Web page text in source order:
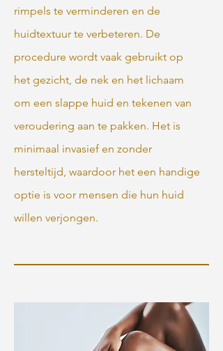
rimpels te verminderen en de
huidtextuur te verbeteren. De
procedure wordt vaak gebruikt op
het gezicht, de nek en het lichaam
om een slappe huid en tekenen van
veroudering aan te pakken. Het is
minimaal invasief en zonder
hersteltijd, waardoor het een handige
optie is voor mensen die hun huid
willen verjongen.